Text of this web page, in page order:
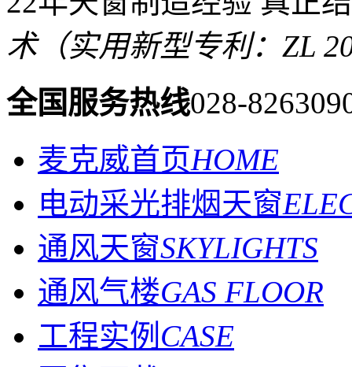
术（实用新型专利：ZL
全国服务热线028-
麦克威首页HOME
电动采光排烟天窗
通风天窗SKYLIGHTS
通风气楼GAS FLOOR
工程实例 CASE